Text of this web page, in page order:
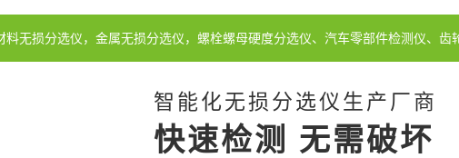
无损分选仪，金属无损分选仪，螺栓螺母硬度分选仪、汽车零部件检测仪、齿
智能化无损分选仪生产厂商
快速检测 无需破坏